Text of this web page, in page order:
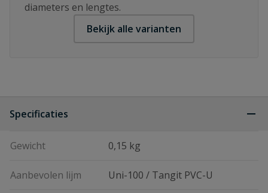
diameters en lengtes.
Bekijk alle varianten
Specificaties
Gewicht 0,15 kg
Aanbevolen lijm Uni-100 / Tangit PVC-U